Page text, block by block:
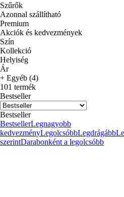
Szűrők
Azonnal szállítható
Premium
Akciók és kedvezmények
Szín
Kollekció
Helyiség
Ár
+ Egyéb (4)
101 termék
Bestseller
Bestseller
BestsellerLegnagyobb
kedvezményLegolcsóbbLegdrágább
szerintDarabonként a legolcsóbb